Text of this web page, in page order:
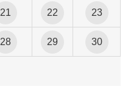
21 22 23
28 29 30